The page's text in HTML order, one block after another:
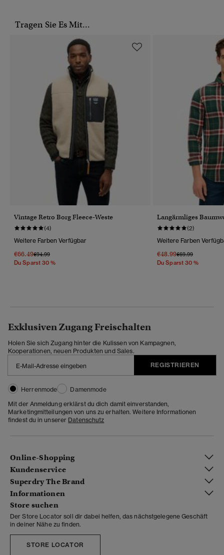
Tragen Sie Es Mit...
Vintage Retro Borg Fleece-Weste
(4)
Weitere Farben Verfügbar
€66.49Preis Wurde Reduziert Von
€94.99Bis
Du Sparst 30 %
Langärmliges
(2)
Weitere Farben
€48.99Preis Wurde
€69.99Bis
Du Sparst 30 %
Exklusiven Zugang Freischalten
Holen Sie sich Zugang hinter die Kulissen von Kampagnen,
Kooperationen, neuen Produkten und Sales.
REGISTRIEREN
Herrenmode
Damenmode
Mit der Anmeldung erklärst du dich damit einverstanden,
Marketingmitteilungen von uns zu erhalten. Weitere Informationen
findest du in unserer Datenschutz
Online-Shopping
Kundenservice
Superdry The Brand
Informationen
Store suchen
Der Store Locator soll dir dabei helfen, das nächstgelegene Geschäft
in deiner Nähe zu finden.
STORE LOCATOR